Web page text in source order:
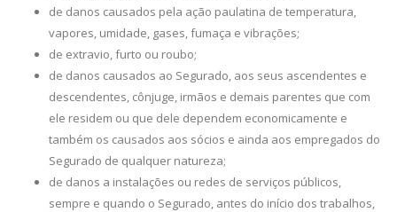
de danos causados pela ação paulatina de temperatura,
vapores, umidade, gases, fumaça e vibrações;
de extravio, furto ou roubo;
de danos causados ao Segurado, aos seus ascendentes e
descendentes, cônjuge, irmãos e demais parentes que com
ele residem ou que dele dependem economicamente e
também os causados aos sócios e ainda aos empregados do
Segurado de qualquer natureza;
de danos a instalações ou redes de serviços públicos,
sempre e quando o Segurado, antes do início dos trabalhos,